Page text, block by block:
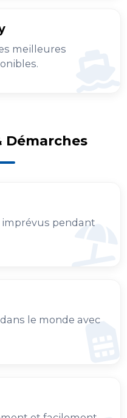
meilleures
Démarches
pendant
le monde avec